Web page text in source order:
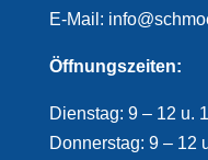
E-Mail:
Öffnungszeiten:
Dienstag: 9 – 12 u.
Donnerstag: 9 – 12